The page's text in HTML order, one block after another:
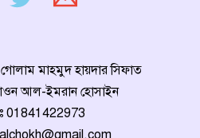
মাহমুদ হায়দার সিফাত
আল-ইমরান হোসাইন
01841422973